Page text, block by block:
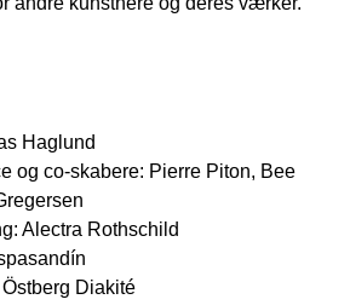
Haglund
og co-skabere: Pierre Piton, Bee
Alectra Rothschild
Diakité